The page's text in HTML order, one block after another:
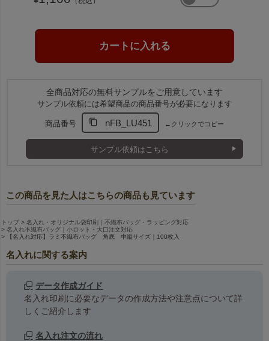
全商品対応の無料サンプルをご用意しています
サンプル依頼には希望商品の商品番号が必要になります
商品番号 nFB_LU451 ←クリックでコピー
サンプル依頼はこちら
この商品を見た人はこちらの商品も見ています
トップ
名入れ・オリジナル袋印刷｜不織布バッグ・ラッピング対応
名入れ不織布バッグ｜小ロット・大口注文対応
【名入れ対応】ラミ不織布バッグ 角底 中縦サイズ｜100枚入
名入れに関する案内
データ作成ガイド
名入れ印刷に必要なデータの作成方法や注意点について詳
しくご紹介します
名入れ注文の流れ